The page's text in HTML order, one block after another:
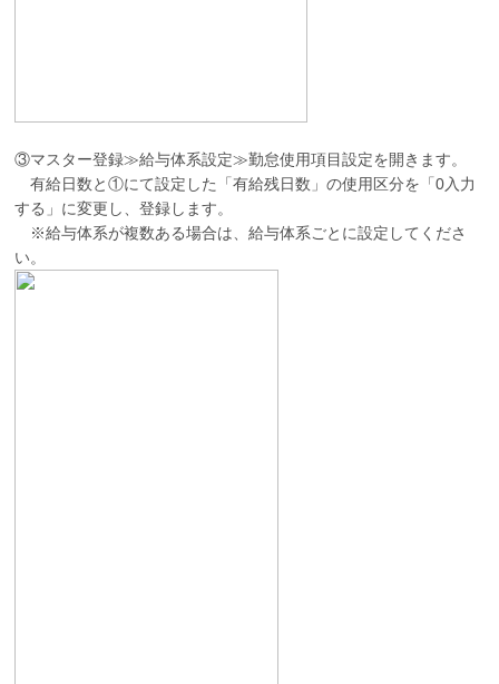
③マスター登録≫給与体系設定≫勤怠使用項目設定を開きます。
有給日数と①にて設定した「有給残日数」の使用区分を「0入力
する」に変更し、登録します。
※給与体系が複数ある場合は、給与体系ごとに設定してくださ
い。